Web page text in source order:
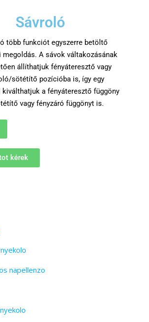
Sávroló
több funkciót egyszerre betöltő
megoldás. A sávok váltakozásának
állíthatjuk fényáteresztő vagy
sötétítő pozícióba is, így egy
kiválthatjuk a fényáteresztő függöny
vagy fényzáró függönyt is.
kérek
napellenzo